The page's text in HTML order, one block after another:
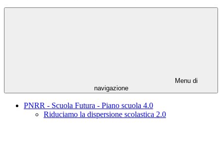
Menu di
navigazione
PNRR - Scuola Futura - Piano scuola 4.0
Riduciamo la dispersione scolastica 2.0